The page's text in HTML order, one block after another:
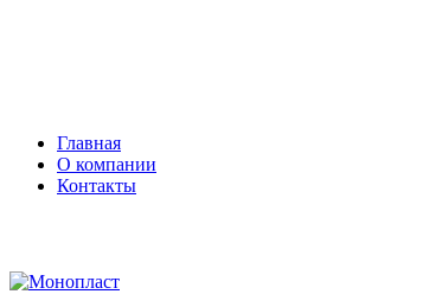
Главная
О компании
Контакты